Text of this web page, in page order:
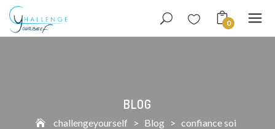
0
BLOG
challengeyourself > Blog > confiance soi